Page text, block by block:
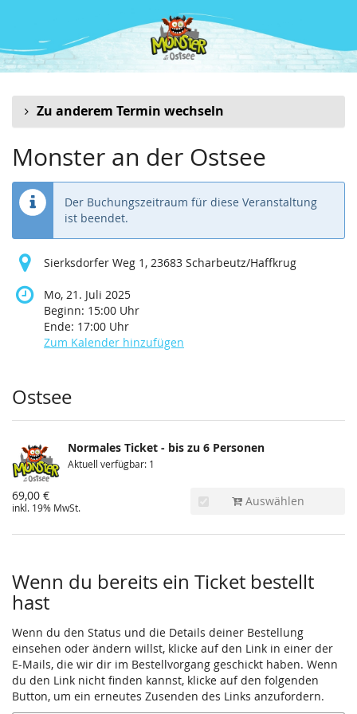
Inhalt
springen
Zu anderem Termin wechseln
Monster an der Ostsee
Der Buchungszeitraum für diese Veranstaltung
ist beendet.
Sierksdorfer Weg 1, 23683 Scharbeutz/Haffkrug
Mo, 21. Juli 2025
Beginn: 15:00 Uhr
Ende: 17:00 Uhr
Zum Kalender hinzufügen
Produkte
Ostsee
Normales Ticket - bis zu 6 Personen
Aktuell verfügbar: 1
69,00 €
inkl. 19% MwSt. Auswählen
Wenn du bereits ein Ticket bestellt
hast
Wenn du den Status und die Details deiner Bestellung
einsehen oder ändern willst, klicke auf den Link in einer der
E-Mails, die wir dir im Bestellvorgang geschickt haben. Wenn
du den Link nicht finden kannst, klicke auf den folgenden
Button, um ein erneutes Zusenden des Links anzufordern.